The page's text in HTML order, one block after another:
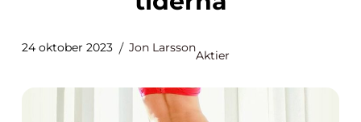
24 oktober 2023 Jon Larsson
Aktier